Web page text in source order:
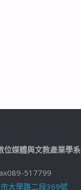
位媒體與文教產業學系
517799
大學路二段369號